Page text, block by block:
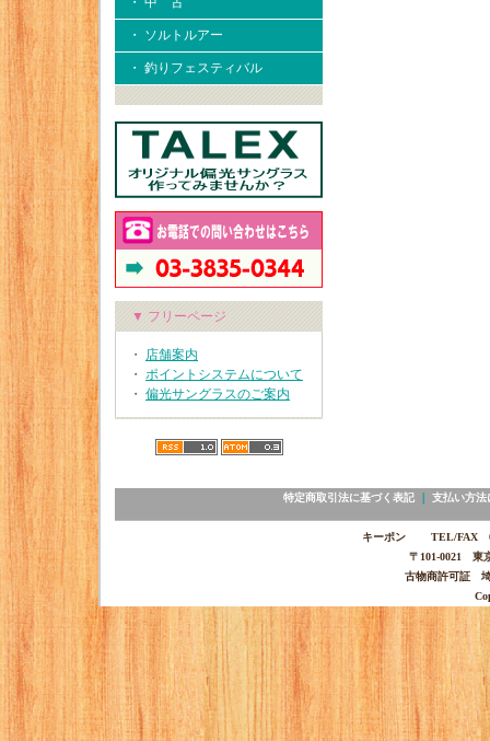
・ ソルトルアー
・ 釣りフェスティバル
▼ フリーページ
・ 店舗案内
・ ポイントシステムについて
・ 偏光サングラスのご案内
特定商取引法に基づく表記｜ 支払い方法
キーポン TEL/FAX
〒101-0021 東
古物商許可証